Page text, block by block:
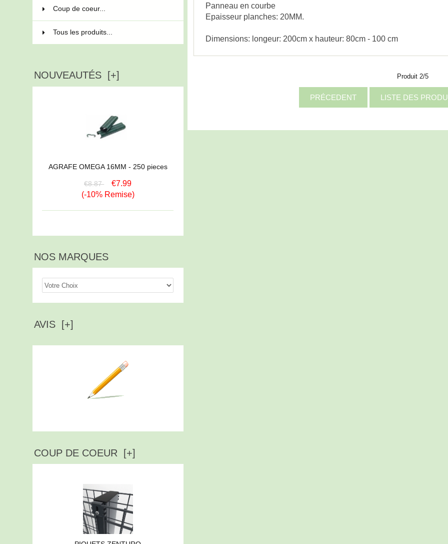
Coup de coeur...
Tous les produits...
NOUVEAUTÉS [+]
AGRAFE OMEGA 16MM - 250 pieces
€8.87
€7.99
(-10% Remise)
NOS MARQUES
AVIS [+]
COUP DE COEUR [+]
Panneau en courbe
Epaisseur planches: 20MM.
Dimensions: longeur: 200cm x hauteur: 80cm - 100 cm
Produit 2/5
PRÉCEDENT LISTE DES